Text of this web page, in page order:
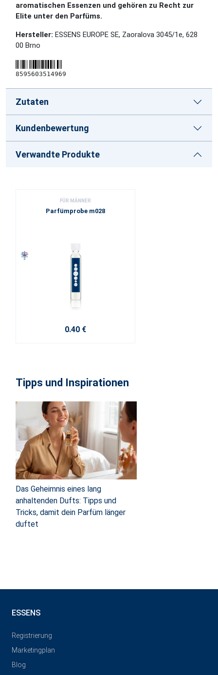
aromatischen Essenzen und gehören zu Recht zur
Elite unter den Parfüms.
Hersteller: ESSENS EUROPE SE, Zaoralova 3045/1e, 628
00 Brno
8595603514969
Zutaten
Kundenbewertung
Verwandte Produkte
FÜR MÄNNER
Parfümprobe m028
0.40 €
Tipps und Inspirationen
Das Geheimnis eines lang
anhaltenden Dufts: Tipps und
Tricks, damit dein Parfüm länger
duftet
ESSENS
Registrierung
Marketingplan
Blog